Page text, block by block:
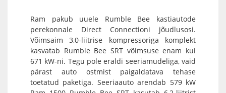
Ram pakub uuele Rumble Bee kastiautode
perekonnale Direct Connectioni jõudlusosi.
Võimsaim 3,0-liitrise kompressoriga komplekt
kasvatab Rumble Bee SRT võimsuse enam kui
671 kW-ni. Tegu pole eraldi seeriamudeliga, vaid
pärast auto ostmist paigaldatava tehase
toetatud paketiga. Seeriaauto arendab 579 kW